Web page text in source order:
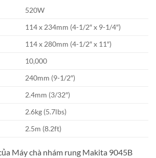
520W
114 x 234mm (4-1/2″ x 9-1/4″)
114 x 280mm (4-1/2″ x 11″)
10,000
240mm (9-1/2″)
2.4mm (3/32″)
2.6kg (5.7lbs)
2.5m (8.2ft)
Máy chà nhám rung Makita 9045B